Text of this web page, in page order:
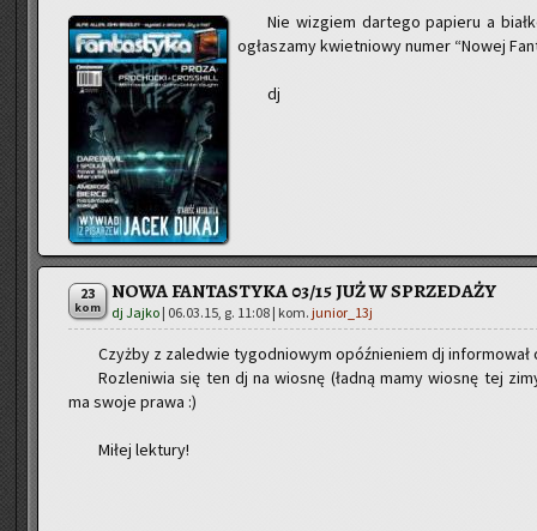
Nie wi­zgiem dar­te­go pa­pie­ru a
ogła­sza­my kwiet­nio­wy numer “Nowej
dj
23
kom
NOWA FANTASTYKA 03/15 JUŻ W SPRZEDAŻY
dj Jajko | 06.03.15, g. 11:08 | kom. junior_13j
Czyż­by z za­le­d­wie ty­go­dnio­wym opóź­nie­niem dj in­for­mo­wał
Roz­le­ni­wia się ten dj na wio­snę (ładną mamy wio­snę tej
ma swoje prawa :)
Miłej lek­tu­ry!